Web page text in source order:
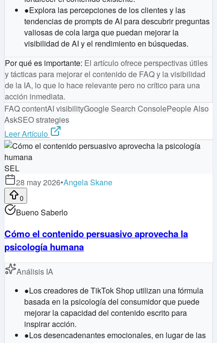
●Explora las percepciones de los clientes y las
tendencias de prompts de AI para descubrir preguntas
valiosas de cola larga que puedan mejorar la
visibilidad de AI y el rendimiento en búsquedas.
Por qué es importante: El artículo ofrece perspectivas útiles
y tácticas para mejorar el contenido de FAQ y la visibilidad
de la IA, lo que lo hace relevante pero no crítico para una
acción inmediata.
FAQ contentAI visibilityGoogle Search ConsolePeople Also
AskSEO strategies
Leer Artículo
SEL
28 may 2026•Angela Skane
0
Bueno Saberlo
Cómo el contenido persuasivo aprovecha la
psicología humana
Análisis IA
●Los creadores de TikTok Shop utilizan una fórmula
basada en la psicología del consumidor que puede
mejorar la capacidad del contenido escrito para
inspirar acción.
●Los desencadenantes emocionales, en lugar de las